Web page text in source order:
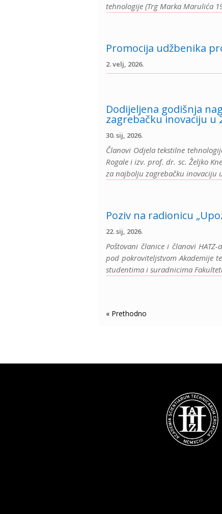
tehnologije (Trg Marka Marulića
Promocija udžbenika
2. velj, 2026.
Dodijeljena godišnja
zagrebačku inovaciju u
30. sij, 2026.
Članovi Odjela tekstilne
Rogale i izv. prof. dr. sc. Željko
za najbolju zagrebačku inovaciju
Poziv na radionicu
22. sij, 2026.
Poštovani članice i članovi
pod pokroviteljstvom Akademije
studentima i suradnicima
« Older Entries